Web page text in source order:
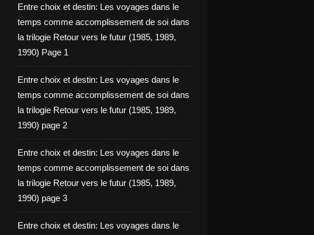
Entre choix et destin: Les voyages dans le
temps comme accomplissement de soi dans
la trilogie Retour vers le futur (1985, 1989,
1990) Page 1
Entre choix et destin: Les voyages dans le
temps comme accomplissement de soi dans
la trilogie Retour vers le futur (1985, 1989,
1990) page 2
Entre choix et destin: Les voyages dans le
temps comme accomplissement de soi dans
la trilogie Retour vers le futur (1985, 1989,
1990) page 3
Entre choix et destin: Les voyages dans le